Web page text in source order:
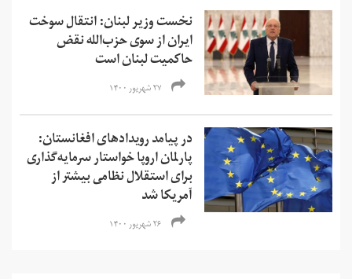
نخست وزیر لبنان: انتقال سوخت
ایران از سوی حزب‌الله نقض
حاکمیت لبنان است
۲۷ شهریور ۱۴۰۰
در پیامد رویدادهای افغانستان:
پارلمان اروپا خواستار سرمایه‌گذاری
برای استقلال نظامی بیشتر از
آمریکا شد
۲۶ شهریور ۱۴۰۰